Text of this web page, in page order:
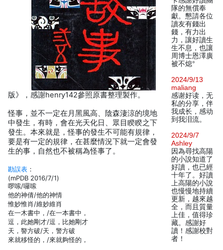
版》，感謝henry142參照原書整理製作。
怪事，並不一定在月黑風高、陰森淒涼的境地
中發生，有時，會在光天化日、眾目睽睽之下
發生。本來就是，怪事的發生不可能有規律，
要是有一定的規律，在甚麼情況下就一定會發
生的事，自然也不被稱為怪事了。
勘誤表 ：
(mPDB 2016/7/1)
啰嗦/囉嗦
他的神倩/他的神情
惟妙惟肖/維妙維肖
在一木書中，/在一本書中，
逗，此她剛才/逗，比她剛才
天，譥方破/天，警方破
來就移怪的，/來就夠怪的，
隊的無償奉
獻。懇請各位
讀友有錢出
錢，有力出
力，讓好讀生
生不息，也讓
周博士恩澤廣
被不熄°
2024/9/13
maliang
感谢好读，无
私的分享，伴
我成长，感动
到我泪流。
2024/9/7
Ashley
因為尋找高陽
的小說知道了
好讀，也已經
十年了。好讀
上高陽的小說
也慢慢地持續
更新，越來越
全，而且質量
上佳，值得珍
藏。感謝好
讀！感謝校對
者！